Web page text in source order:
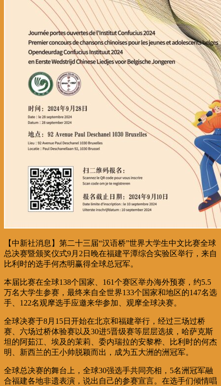
【中新社消息】第二十三届“汉语桥”世界大学生中文比赛全球
总决赛暨颁奖仪式9月2日晚在福建平潭综合实验区举行，来自
比利时的选手何杰明赢得全球总冠军。
本届比赛在全球138个国家、161个赛区举办海外预赛，约5.5
万名大学生参赛，最终来自全世界133个国家和地区的147名选
手、122名观摩选手应邀来华参加、观摩全球决赛。
全球决赛于8月15日开始在北京和福建举行，经过三场过桥
赛、六场过桥体验赛以及30进5晋级赛等层层选拔，哈萨克斯
坦的阿茹江、埃及的茉莉、委内瑞拉的安黎桦、比利时的何杰
明、新西兰的王小帅脱颖而出，成为五大洲的洲冠军。
全球总决赛的舞台上，全球30强选手共同亮相，5名洲冠军融
合福建各地非遗表演，说出自己的参赛宣言。在选手们倾情唱